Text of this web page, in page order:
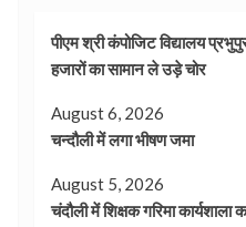
पीएम श्री कंपोजिट विद्यालय
हजारों का सामान ले उड़े चोर
August 6, 2026
चन्दौली में लगा भीषण जमा
August 5, 2026
चंदौली में शिक्षक गरिमा